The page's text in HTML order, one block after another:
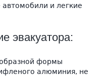
и легкие
эвакуатора:
формы
алюминия, не